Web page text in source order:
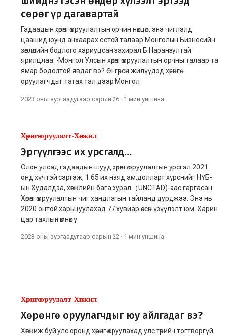
сөрөг үр дагавартай
Гадаадын хөрөнгө оруулалтын орчин нөхцөл, энэ чиглэлд
цаашид юунд анхаарах ёстой талаар Монголын Бизнесийн
зөвлөлийн бодлого хариуцсан захирал Б.Наранзултай
ярилцлаа. -Монгол Улсын хөрөнгө оруулалтын орчны талаар та
ямар бодолтой явдаг вэ? Өнгөрсөн жилүүдэд хөрөнгө
оруулагчдыг татах тал дээр Монгол
2023 оны зургаадугаар сарын 26 · 1 мин уншина
Хөрөнгө оруулалт-Хөгжил
Эргүүлгээс их урсгалд…
Олон улсад гадаадын шууд хөрөнгө оруулалтын урсгал 2021
онд хүчтэй сэргэж, 1.65 их наяд ам.долларт хүрснийг НҮБ-
ын Худалдаа, хөгжлийн бага хурал（UNCTAD)-аас гаргасан
Хөрөнгө оруулалтын чиг хандлагын тайланд дурджээ. Энэ нь
2020 онтой харьцуулахад 77 хувиар өссөн үзүүлэлт юм. Харин
цар тахлын өмнөх ү
2023 оны зургаадугаар сарын 22 · 1 мин уншина
Хөрөнгө оруулалт-Хөгжил
Хөрөнгө оруулагчдыг юу айлгадаг вэ?
Хөгжиж буй улс оронд хөрөнгө оруулахад улс төрийн тогтворгүй